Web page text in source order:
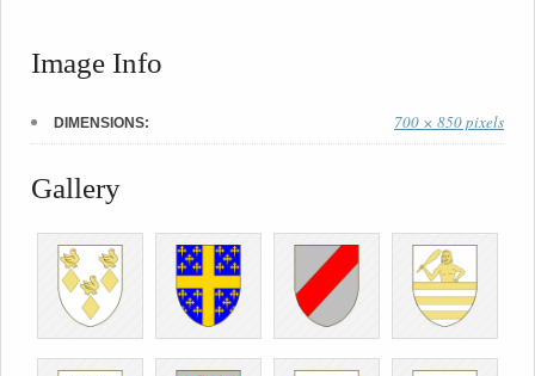
Image Info
DIMENSIONS: 700 × 850 pixels
Gallery